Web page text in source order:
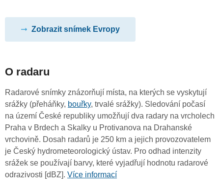
Zobrazit snímek Evropy
O radaru
Radarové snímky znázorňují místa, na kterých se vyskytují
srážky (přeháňky, bouřky, trvalé srážky). Sledování počasí
na území České republiky umožňují dva radary na vrcholech
Praha v Brdech a Skalky u Protivanova na Drahanské
vrchovině. Dosah radarů je 250 km a jejich provozovatelem
je Český hydrometeorologický ústav. Pro odhad intenzity
srážek se používají barvy, které vyjadřují hodnotu radarové
odrazivosti [dBZ]. Více informací